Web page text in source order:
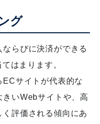
グ
らびに決済ができる
はまります。
サイトが代表的な
きいWebサイトや、高
評価される傾向にあ